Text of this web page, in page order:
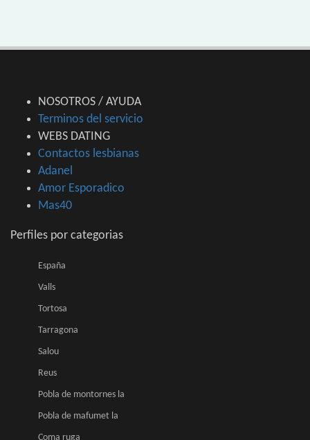
NOSOTROS / AYUDA
Terminos del servicio
WEBS DATING
Contactos lesbianas
Adanel
Amor Esporadico
Mas40
Perfiles por categorias
España
Valls
Tortosa
Tarragona
Salou
Reus
Pobla de montornes la
Pobla de mafumet la
Coma ruga